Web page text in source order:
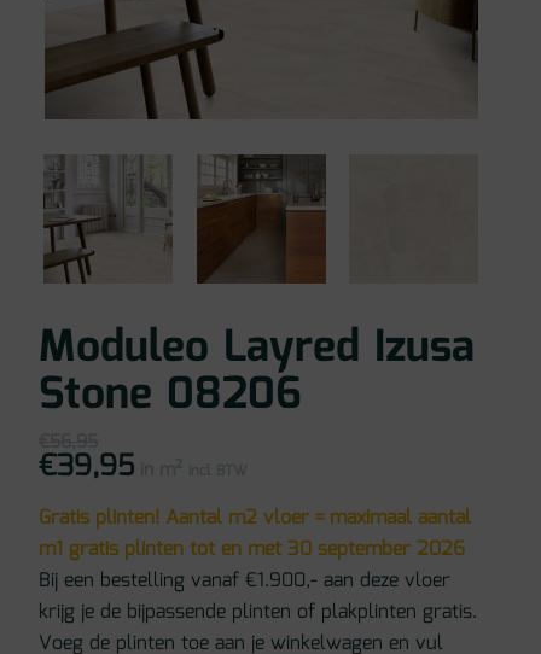
Moduleo Layred Izusa
Stone 08206
Oorspronkelijke
prijs
was:
€39,95Huidige
prijs
Gratis plinten! Aantal m2 vloer = maximaal aantal
m1 gratis plinten tot en met 30 september 2026
Bij een bestelling vanaf €1.900,- aan deze vloer
krijg je de bijpassende plinten of plakplinten gratis.
Voeg de plinten toe aan je winkelwagen en vul